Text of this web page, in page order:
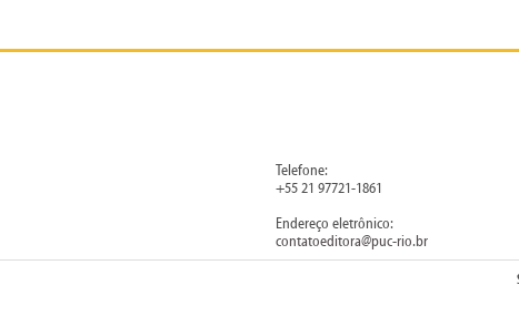
Telefone:
+55 21 97721-1861
Endereço eletrônico:
contatoeditora@puc-rio.br